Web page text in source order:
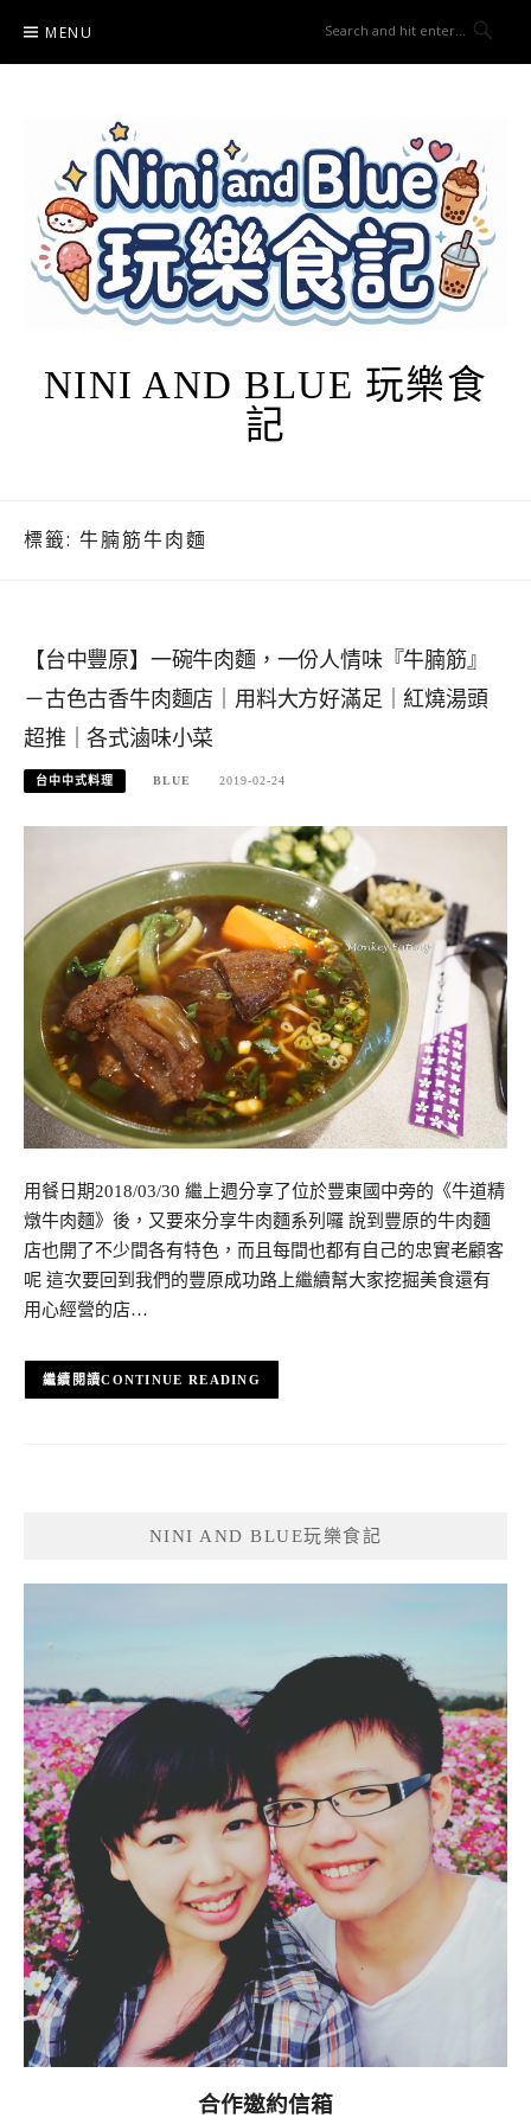
content
MENU
NINI AND BLUE 玩樂食
記
標籤: 牛腩筋牛肉麵
【台中豐原】一碗牛肉麵，一份人情味『牛腩筋』
－古色古香牛肉麵店｜用料大方好滿足｜紅燒湯頭
超推｜各式滷味小菜
台中中式料理 BLUE 2019-02-24
用餐日期2018/03/30 繼上週分享了位於豐東國中旁的《牛道精
燉牛肉麵》後，又要來分享牛肉麵系列囉 說到豐原的牛肉麵
店也開了不少間各有特色，而且每間也都有自己的忠實老顧客
呢 這次要回到我們的豐原成功路上繼續幫大家挖掘美食還有
用心經營的店…
CONTINUE READING
NINI AND BLUE玩樂食記
合作邀約信箱